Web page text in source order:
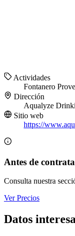
Actividades
Fontanero
Dirección
Aqualyze
Sitio web
https://
Antes de
Consulta nuestra
Ver Precios
Datos